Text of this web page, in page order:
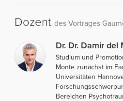
Dozent des Vortrages
Dr. Dr. Damir del
Studium und
Monte zunächst im
Universitäten
Bereichen